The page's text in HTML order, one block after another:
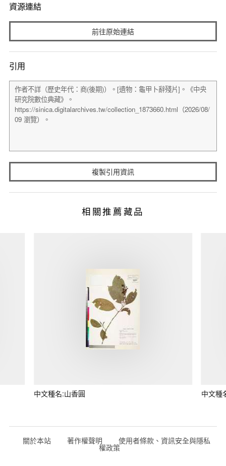
資源連結
前往原始連結
引用
複製引用資訊
相關推薦藏品
中文種名:山香圓 中文種
關於本站 著作權聲明 使用者條款、資訊安全與隱私
權政策